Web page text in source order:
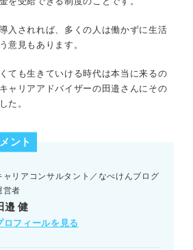
入されれば、多くの人は働かずに生活
意見もあります。
ても生きていける時代は本当に来るの
ャリアアドバイザーの田邉さんにその
た。
ント
ャリアコンサルタント／なべけんブログ
営者
邉 健
ロフィールを見る